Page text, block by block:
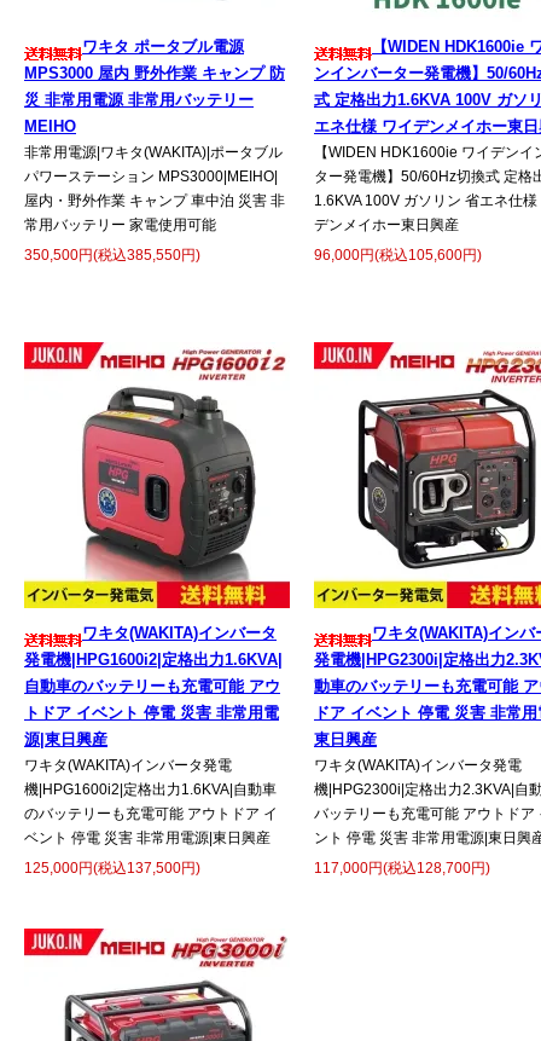
ワキタ ポータブル電源
MPS3000 屋内 野外作業 キャンプ 防
災 非常用電源 非常用バッテリー
MEIHO
非常用電源|ワキタ(WAKITA)|ポータブル
パワーステーション MPS3000|MEIHO|
屋内・野外作業 キャンプ 車中泊 災害 非
常用バッテリー 家電使用可能
350,500円(税込385,550円)
【WIDEN HDK1600ie
ンインバーター発電機】50/
式 定格出力1.6KVA 100V ガソ
エネ仕様 ワイデンメイホー東
【WIDEN HDK1600ie ワイデンイ
ター発電機】50/60Hz切換式 定格
1.6KVA 100V ガソリン 省エネ仕様
デンメイホー東日興産
96,000円(税込105,600円)
ワキタ(WAKITA)インバータ
発電機|HPG1600i2|定格出力1.6KVA|
自動車のバッテリーも充電可能 アウ
トドア イベント 停電 災害 非常用電
源|東日興産
ワキタ(WAKITA)インバータ発電
機|HPG1600i2|定格出力1.6KVA|自動車
のバッテリーも充電可能 アウトドア イ
ベント 停電 災害 非常用電源|東日興産
125,000円(税込137,500円)
ワキタ(WAKITA)インバ
発電機|HPG2300i|定格出力
動車のバッテリーも充電可能
ドア イベント 停電 災害 非常
東日興産
ワキタ(WAKITA)インバータ発電
機|HPG2300i|定格出力2.3KVA|自
バッテリーも充電可能 アウトドア
ント 停電 災害 非常用電源|東日興
117,000円(税込128,700円)